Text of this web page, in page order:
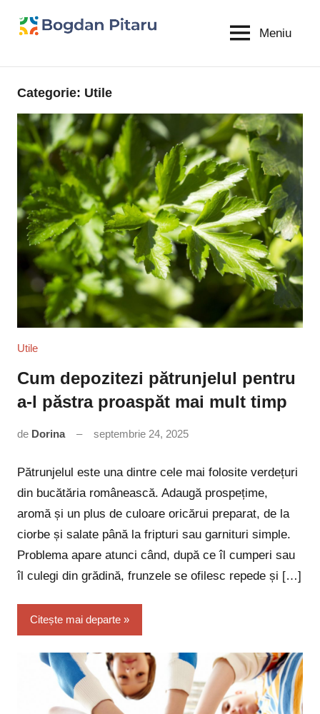
Bogdan
Pitaru
Meniu
Categorie: Utile
Utile
Cum depozitezi pătrunjelul pentru
a-l păstra proaspăt mai mult timp
de Dorina septembrie 24, 2025
Pătrunjelul este una dintre cele mai folosite verdețuri
din bucătăria românească. Adaugă prospețime,
aromă și un plus de culoare oricărui preparat, de la
ciorbe și salate până la fripturi sau garnituri simple.
Problema apare atunci când, după ce îl cumperi sau
îl culegi din grădină, frunzele se ofilesc repede și […]
Citește mai departe